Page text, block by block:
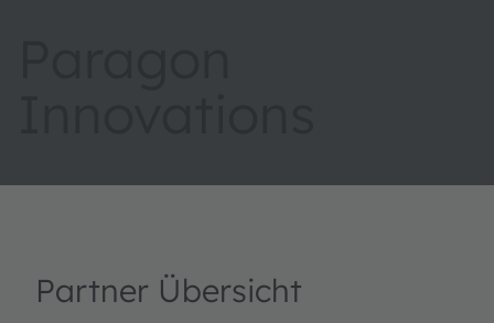
Partner Übersicht